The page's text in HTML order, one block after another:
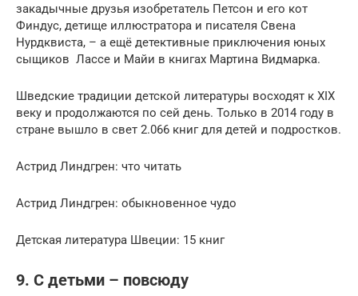
закадычные друзья изобретатель Петсон и его кот
Финдус, детище иллюстратора и писателя Свена
Нурдквиста, – а ещё детективные приключения юных
сыщиков Лассе и Майи в книгах Мартина Видмарка.
Шведские традиции детской литературы восходят к XIX
веку и продолжаются по сей день. Только в 2014 году в
стране вышло в свет 2.066 книг для детей и подростков.
Астрид Линдгрен: что читать
Астрид Линдгрен: обыкновенное чудо
Детская литература Швеции: 15 книг
9. С детьми – повсюду